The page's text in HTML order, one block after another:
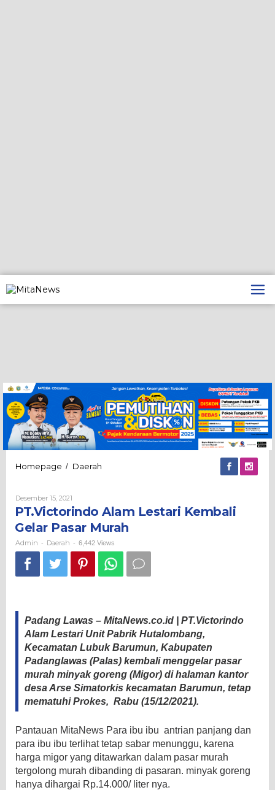
ke
konten
Homepage / Daerah
Gelar
Murah
Desember 15, 2021
Admin
PT.Victorindo Alam Lestari Kembali
Gelar Pasar Murah
Admin - Daerah - 6,442 Views
Padang Lawas – MitaNews.co.id | PT.Victorindo
Alam Lestari Unit Pabrik Hutalombang,
Kecamatan Lubuk Barumun, Kabupaten
Padanglawas (Palas) kembali menggelar pasar
murah minyak goreng (Migor) di halaman kantor
desa Arse Simatorkis kecamatan Barumun, tetap
mematuhi Prokes, Rabu (15/12/2021).
Pantauan MitaNews Para ibu ibu antrian panjang dan
para ibu ibu terlihat tetap sabar menunggu, karena
harga migor yang ditawarkan dalam pasar murah
tergolong murah dibanding di pasaran. minyak goreng
hanya dihargai Rp.14.000/ liter nya.